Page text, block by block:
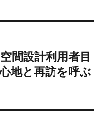
間設計利用者目
地と再訪を呼ぶ